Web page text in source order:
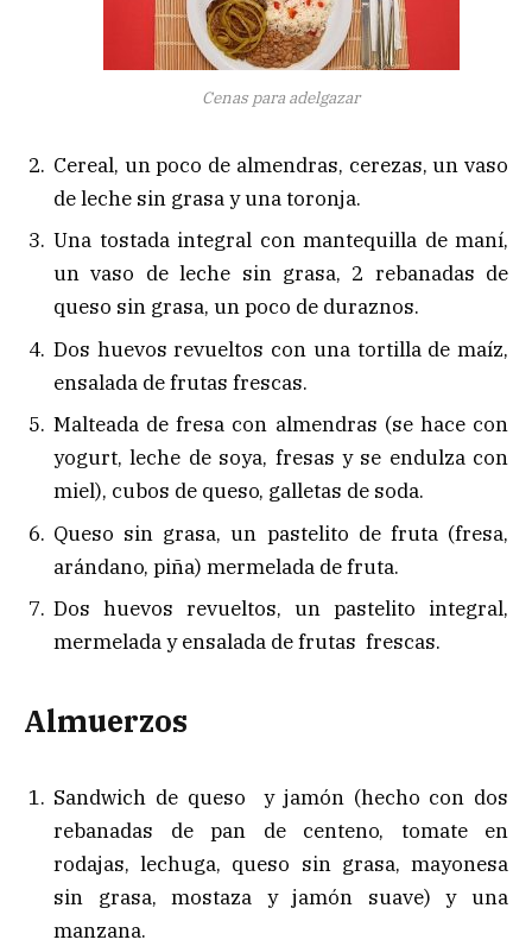
Cenas para adelgazar
Cereal, un poco de almendras, cerezas, un vaso
de leche sin grasa y una toronja.
Una tostada integral con mantequilla de maní,
un vaso de leche sin grasa, 2 rebanadas de
queso sin grasa, un poco de duraznos.
Dos huevos revueltos con una tortilla de maíz,
ensalada de frutas frescas.
Malteada de fresa con almendras (se hace con
yogurt, leche de soya, fresas y se endulza con
miel), cubos de queso, galletas de soda.
Queso sin grasa, un pastelito de fruta (fresa,
arándano, piña) mermelada de fruta.
Dos huevos revueltos, un pastelito integral,
mermelada y ensalada de frutas frescas.
Almuerzos
Sandwich de queso y jamón (hecho con dos
rebanadas de pan de centeno, tomate en
rodajas, lechuga, queso sin grasa, mayonesa
sin grasa, mostaza y jamón suave) y una
manzana.